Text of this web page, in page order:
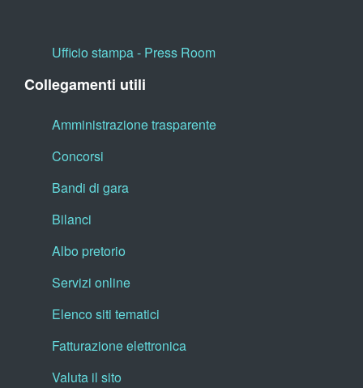
Ufficio stampa - Press Room
Collegamenti utili
Amministrazione trasparente
Concorsi
Bandi di gara
Bilanci
Albo pretorio
Servizi online
Elenco siti tematici
Fatturazione elettronica
Valuta il sito